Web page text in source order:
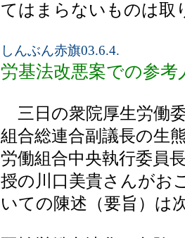
てはまらないものは取
しんぶん赤旗03.6.4.
労基法改悪案での参考
三日の衆院厚生労働
組合総連合副議長の生
労働組合中央執行委員
授の川口美貴さんがお
いての陳述（要旨）は